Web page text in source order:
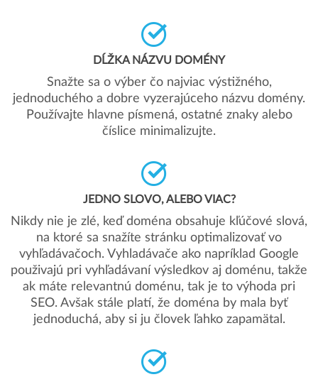
DĹŽKA NÁZVU DOMÉNY
Snažte sa o výber čo najviac výstižného,
jednoduchého a dobre vyzerajúceho názvu domény.
Používajte hlavne písmená, ostatné znaky alebo
číslice minimalizujte.
JEDNO SLOVO, ALEBO VIAC?
Nikdy nie je zlé, keď doména obsahuje kľúčové slová,
na ktoré sa snažíte stránku optimalizovať vo
vyhľadávačoch. Vyhladávače ako napríklad Google
použivajú pri vyhľadávaní výsledkov aj doménu, takže
ak máte relevantnú doménu, tak je to výhoda pri
SEO. Avšak stále platí, že doména by mala byť
jednoduchá, aby si ju človek ľahko zapamätal.